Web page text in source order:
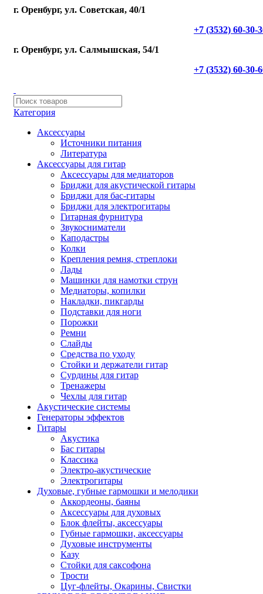
г. Оренбург, ул. Советская, 40/1
+7 (3532) 60-30-
г. Оренбург, ул. Салмышская, 54/1
+7 (3532) 60-30-
Категория
Аксессуары
Источники питания
Литература
Аксессуары для гитар
Аксессуары для медиаторов
Бриджи для акустической гитары
Бриджи для бас-гитары
Бриджи для электрогитары
Гитарная фурнитура
Звукосниматели
Каподастры
Колки
Крепления ремня, стреплоки
Лады
Машинки для намотки струн
Медиаторы, копилки
Накладки, пикгарды
Подставки для ноги
Порожки
Ремни
Слайды
Средства по уходу
Стойки и держатели гитар
Сурдины для гитар
Тренажеры
Чехлы для гитар
Акустические системы
Генераторы эффектов
Гитары
Акустика
Бас гитары
Классика
Электро-акустические
Электрогитары
Духовые, губные гармошки и мелодики
Аккордеоны, баяны
Аксессуары для духовых
Блок флейты, аксессуары
Губные гармошки, аксессуары
Духовые инструменты
Казу
Стойки для саксофона
Трости
Цуг-флейты, Окарины, Свистки